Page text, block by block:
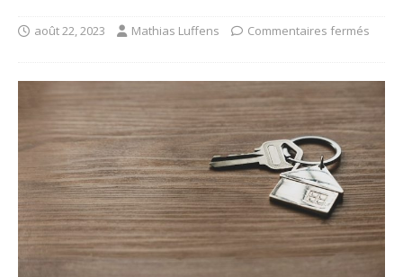
août 22, 2023 Mathias Luffens Commentaires fermés